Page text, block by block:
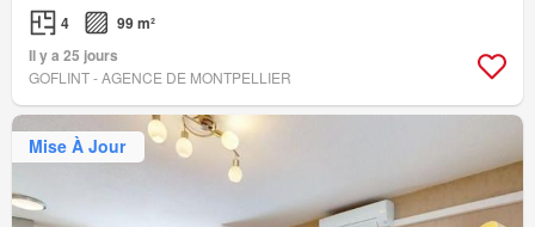
4
99 m²
Il y a 25 jours
GOFLINT - AGENCE DE MONTPELLIER
Mise À Jour